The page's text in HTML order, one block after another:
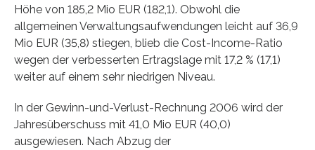
Höhe von 185,2 Mio EUR (182,1). Obwohl die
allgemeinen Verwaltungsaufwendungen leicht auf 36,9
Mio EUR (35,8) stiegen, blieb die Cost-Income-Ratio
wegen der verbesserten Ertragslage mit 17,2 % (17,1)
weiter auf einem sehr niedrigen Niveau.
In der Gewinn-und-Verlust-Rechnung 2006 wird der
Jahresüberschuss mit 41,0 Mio EUR (40,0)
ausgewiesen. Nach Abzug der